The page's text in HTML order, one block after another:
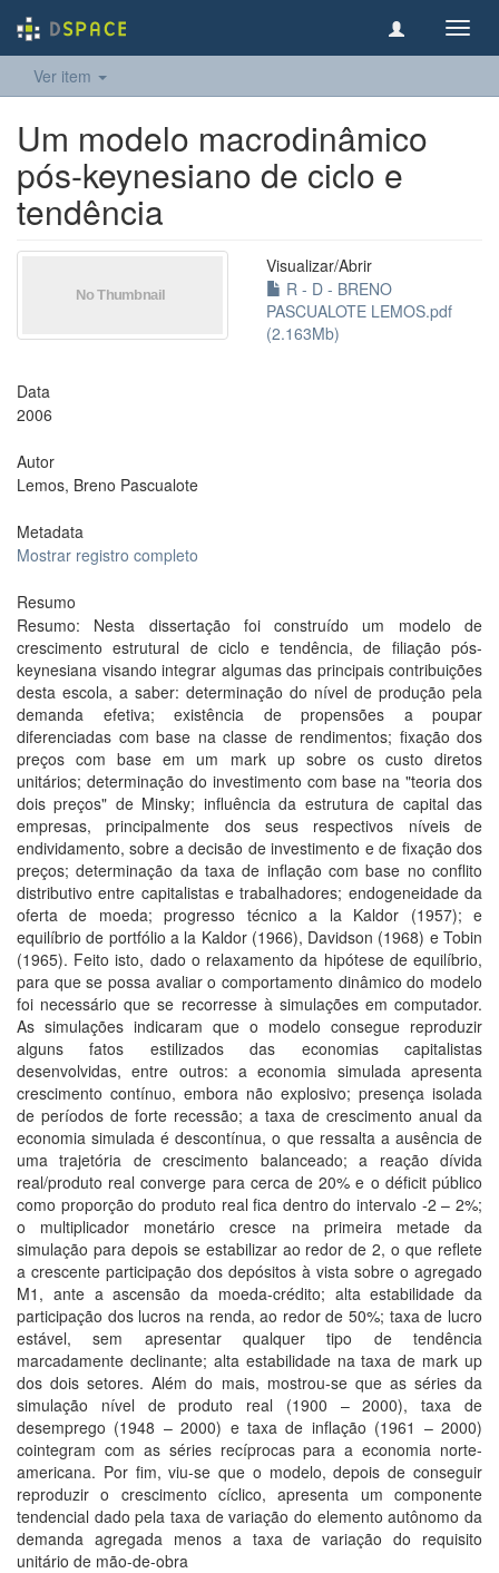
Ver item
Um modelo macrodinâmico
pós-keynesiano de ciclo e
tendência
Visualizar/Abrir
R - D - BRENO
PASCUALOTE LEMOS.pdf
(2.163Mb)
Data
2006
Autor
Lemos, Breno Pascualote
Metadata
Mostrar registro completo
Resumo
Resumo: Nesta dissertação foi construído um modelo de
crescimento estrutural de ciclo e tendência, de filiação pós-
keynesiana visando integrar algumas das principais contribuições
desta escola, a saber: determinação do nível de produção pela
demanda efetiva; existência de propensões a poupar
diferenciadas com base na classe de rendimentos; fixação dos
preços com base em um mark up sobre os custo diretos
unitários; determinação do investimento com base na "teoria dos
dois preços" de Minsky; influência da estrutura de capital das
empresas, principalmente dos seus respectivos níveis de
endividamento, sobre a decisão de investimento e de fixação dos
preços; determinação da taxa de inflação com base no conflito
distributivo entre capitalistas e trabalhadores; endogeneidade da
oferta de moeda; progresso técnico a la Kaldor (1957); e
equilíbrio de portfólio a la Kaldor (1966), Davidson (1968) e Tobin
(1965). Feito isto, dado o relaxamento da hipótese de equilíbrio,
para que se possa avaliar o comportamento dinâmico do modelo
foi necessário que se recorresse à simulações em computador.
As simulações indicaram que o modelo consegue reproduzir
alguns fatos estilizados das economias capitalistas
desenvolvidas, entre outros: a economia simulada apresenta
crescimento contínuo, embora não explosivo; presença isolada
de períodos de forte recessão; a taxa de crescimento anual da
economia simulada é descontínua, o que ressalta a ausência de
uma trajetória de crescimento balanceado; a reação dívida
real/produto real converge para cerca de 20% e o déficit público
como proporção do produto real fica dentro do intervalo -2 – 2%;
o multiplicador monetário cresce na primeira metade da
simulação para depois se estabilizar ao redor de 2, o que reflete
a crescente participação dos depósitos à vista sobre o agregado
M1, ante a ascensão da moeda-crédito; alta estabilidade da
participação dos lucros na renda, ao redor de 50%; taxa de lucro
estável, sem apresentar qualquer tipo de tendência
marcadamente declinante; alta estabilidade na taxa de mark up
dos dois setores. Além do mais, mostrou-se que as séries da
simulação nível de produto real (1900 – 2000), taxa de
desemprego (1948 – 2000) e taxa de inflação (1961 – 2000)
cointegram com as séries recíprocas para a economia norte-
americana. Por fim, viu-se que o modelo, depois de conseguir
reproduzir o crescimento cíclico, apresenta um componente
tendencial dado pela taxa de variação do elemento autônomo da
demanda agregada menos a taxa de variação do requisito
unitário de mão-de-obra